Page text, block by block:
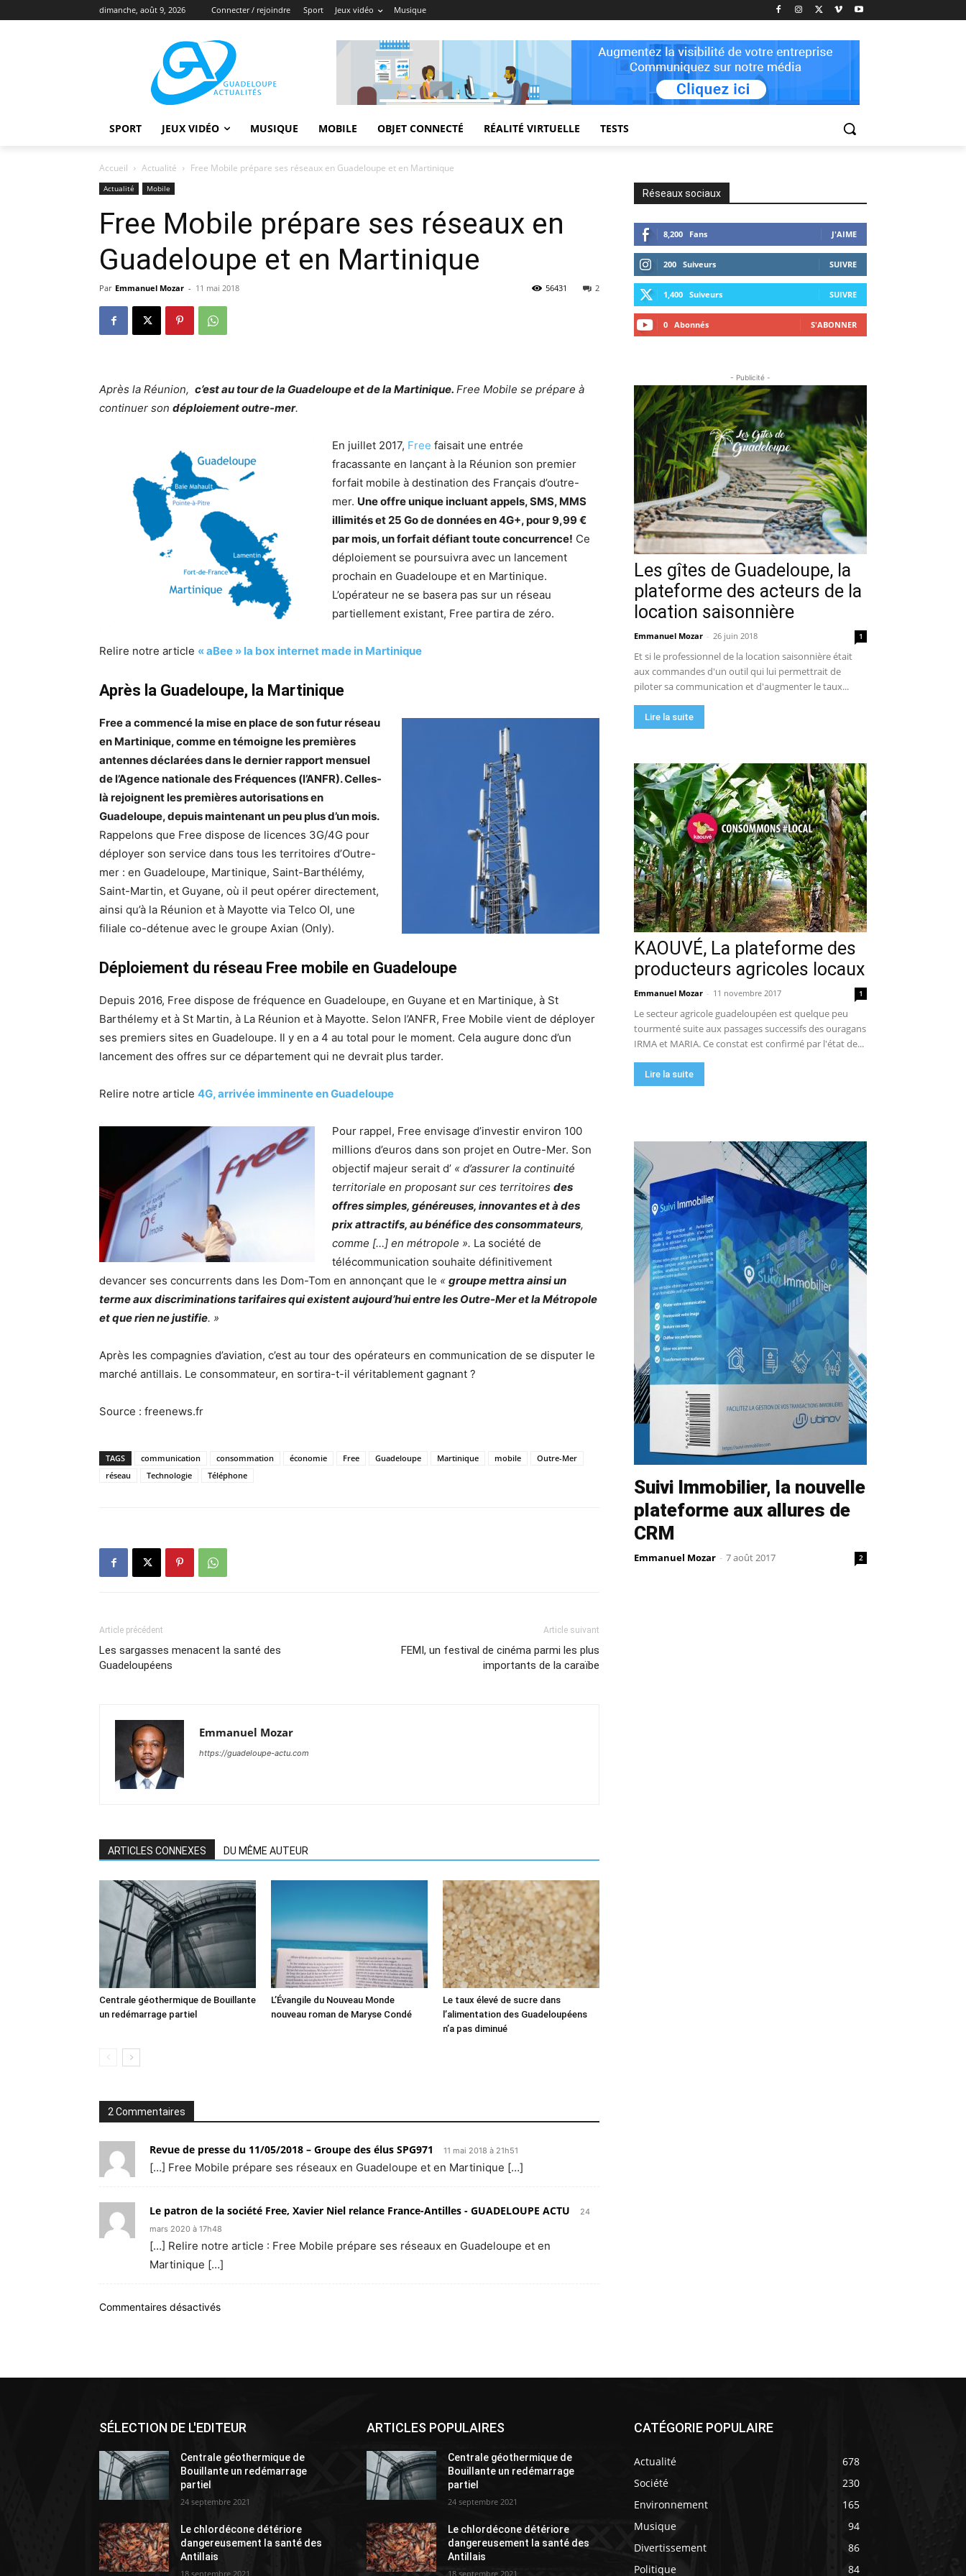
dimanche, août 9, 2026 Connecter / rejoindre Sport Jeux vidéo Musique
SPORT JEUX VIDÉO MUSIQUE MOBILE OBJET CONNECTÉ RÉALITÉ VIRTUELLE TESTS
Accueil Actualité Free Mobile prépare ses réseaux en Guadeloupe et en Martinique
Actualité Mobile
Free Mobile prépare ses réseaux en
Guadeloupe et en Martinique
Par Emmanuel Mozar - 11 mai 2018 2
56431
Après la Réunion, c’est au tour de la Guadeloupe et de la Martinique. Free Mobile se prépare à
continuer son déploiement outre-mer.
En juillet 2017, Free faisait une entrée
fracassante en lançant à la Réunion son premier
forfait mobile à destination des Français d’outre-
mer. Une offre unique incluant appels, SMS, MMS
illimités et 25 Go de données en 4G+, pour 9,99 €
par mois, un forfait défiant toute concurrence! Ce
déploiement se poursuivra avec un lancement
prochain en Guadeloupe et en Martinique.
L’opérateur ne se basera pas sur un réseau
partiellement existant, Free partira de zéro.
Relire notre article « aBee » la box internet made in Martinique
Après la Guadeloupe, la Martinique
Free a commencé la mise en place de son futur réseau
en Martinique, comme en témoigne les premières
antennes déclarées dans le dernier rapport mensuel
de l’Agence nationale des Fréquences (l’ANFR). Celles-
là rejoignent les premières autorisations en
Guadeloupe, depuis maintenant un peu plus d’un mois.
Rappelons que Free dispose de licences 3G/4G pour
déployer son service dans tous les territoires d’Outre-
mer : en Guadeloupe, Martinique, Saint-Barthélémy,
Saint-Martin, et Guyane, où il peut opérer directement,
ainsi qu’à la Réunion et à Mayotte via Telco OI, une
filiale co-détenue avec le groupe Axian (Only).
Déploiement du réseau Free mobile en Guadeloupe
Depuis 2016, Free dispose de fréquence en Guadeloupe, en Guyane et en Martinique, à St
Barthélemy et à St Martin, à La Réunion et à Mayotte. Selon l’ANFR, Free Mobile vient de déployer
ses premiers sites en Guadeloupe. Il y en a 4 au total pour le moment. Cela augure donc d’un
lancement des offres sur ce département qui ne devrait plus tarder.
Relire notre article 4G, arrivée imminente en Guadeloupe
Pour rappel, Free envisage d’investir environ 100
millions d’euros dans son projet en Outre-Mer. Son
objectif majeur serait d’ « d’assurer la continuité
territoriale en proposant sur ces territoires des
offres simples, généreuses, innovantes et à des
prix attractifs, au bénéfice des consommateurs,
comme […] en métropole ». La société de
télécommunication souhaite définitivement
devancer ses concurrents dans les Dom-Tom en annonçant que le « groupe mettra ainsi un
terme aux discriminations tarifaires qui existent aujourd’hui entre les Outre-Mer et la Métropole
et que rien ne justifie. »
Après les compagnies d’aviation, c’est au tour des opérateurs en communication de se disputer le
marché antillais. Le consommateur, en sortira-t-il véritablement gagnant ?
Source : freenews.fr
TAGS communication consommation économie Free Guadeloupe Martinique mobile
Outre-Mer
réseau
Technologie Téléphone
Article précédent
Les sargasses menacent la santé des
Guadeloupéens
Article suivant
FEMI, un festival de cinéma parmi les plus
importants de la caraïbe
Emmanuel Mozar
https://guadeloupe-actu.com
ARTICLES CONNEXES DU MÊME AUTEUR
Centrale géothermique de Bouillante
un redémarrage partiel
L’Évangile du Nouveau Monde
nouveau roman de Maryse Condé
Le taux élevé de sucre dans
l’alimentation des Guadeloupéens
n’a pas diminué
2 Commentaires
Revue de presse du 11/05/2018 – Groupe des élus SPG971 11 mai 2018 à 21h51
[…] Free Mobile prépare ses réseaux en Guadeloupe et en Martinique […]
Le patron de la société Free, Xavier Niel relance France-Antilles - GUADELOUPE ACTU
24
mars 2020 à 17h48
[…] Relire notre article : Free Mobile prépare ses réseaux en Guadeloupe et en
Martinique […]
Commentaires désactivés
Réseaux sociaux
8,200 Fans J'AIME
200 Suiveurs SUIVRE
1,400 Suiveurs SUIVRE
0 Abonnés S'ABONNER
- Publicité -
Les gîtes de Guadeloupe, la
plateforme des acteurs de la
location saisonnière
Emmanuel Mozar - 26 juin 2018 1
Et si le professionnel de la location saisonnière était
aux commandes d'un outil qui lui permettrait de
piloter sa communication et d'augmenter le taux...
Lire la suite
KAOUVÉ, La plateforme des
producteurs agricoles locaux
Emmanuel Mozar - 11 novembre 2017 1
Le secteur agricole guadeloupéen est quelque peu
tourmenté suite aux passages successifs des ouragans
IRMA et MARIA. Ce constat est confirmé par l'état de...
Lire la suite
Suivi Immobilier, la nouvelle
plateforme aux allures de
CRM
Emmanuel Mozar - 7 août 2017 2
SÉLECTION DE L'EDITEUR
Centrale géothermique de
Bouillante un redémarrage
partiel
24 septembre 2021
Le chlordécone détériore
dangereusement la santé des
Antillais
18 septembre 2021
ARTICLES POPULAIRES
Centrale géothermique de
Bouillante un redémarrage
partiel
24 septembre 2021
Le chlordécone détériore
dangereusement la santé des
Antillais
18 septembre 2021
CATÉGORIE POPULAIRE
Actualité
678
Société
230
Environnement
165
Musique
94
Divertissement
86
Politique
84